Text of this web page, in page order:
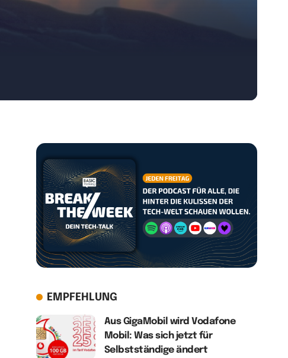
EMPFEHLUNG
Aus GigaMobil wird Vodafone
Mobil: Was sich jetzt für
Selbstständige ändert